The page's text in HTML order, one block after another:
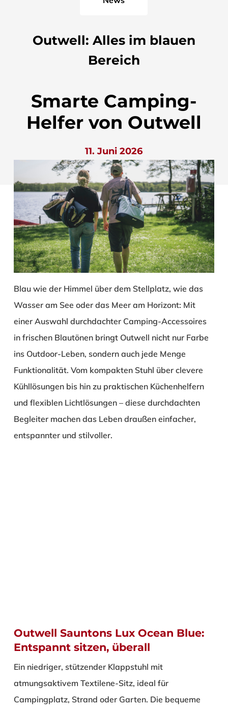
Outwell: Alles im blauen
Bereich
Smarte Camping-
Helfer von Outwell
11. Juni 2026
Blau wie der Himmel über dem Stellplatz, wie das
Wasser am See oder das Meer am Horizont: Mit
einer Auswahl durchdachter Camping-Accessoires
in frischen Blautönen bringt Outwell nicht nur Farbe
ins Outdoor-Leben, sondern auch jede Menge
Funktionalität. Vom kompakten Stuhl über clevere
Kühllösungen bis hin zu praktischen Küchenhelfern
und flexiblen Lichtlösungen – diese durchdachten
Begleiter machen das Leben draußen einfacher,
entspannter und stilvoller.
Outwell Sauntons Lux Ocean Blue:
Entspannt sitzen, überall
Ein niedriger, stützender Klappstuhl mit
atmungsaktivem Textilene-Sitz, ideal für
Campingplatz, Strand oder Garten. Die bequeme